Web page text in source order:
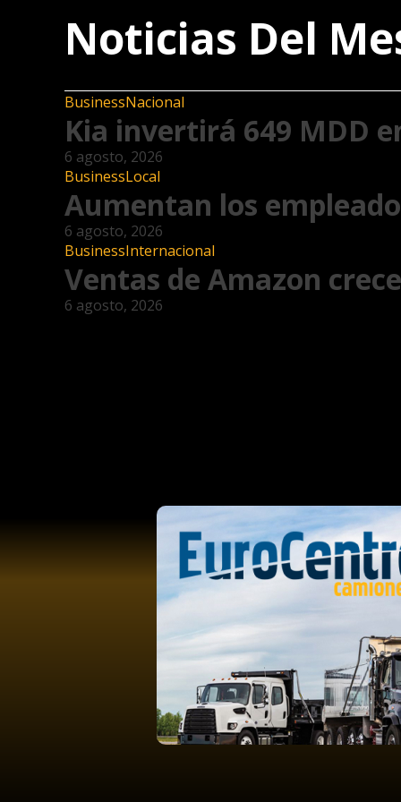
Noticias Del
BusinessNacional
Kia invertirá 649 MDD
6 agosto, 2026
BusinessLocal
Aumentan los
6 agosto, 2026
BusinessInternacional
Ventas de Amazon
6 agosto, 2026